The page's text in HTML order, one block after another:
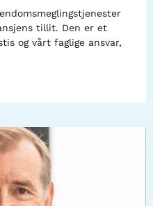
tillit. Den er et
og vårt faglige ansvar,